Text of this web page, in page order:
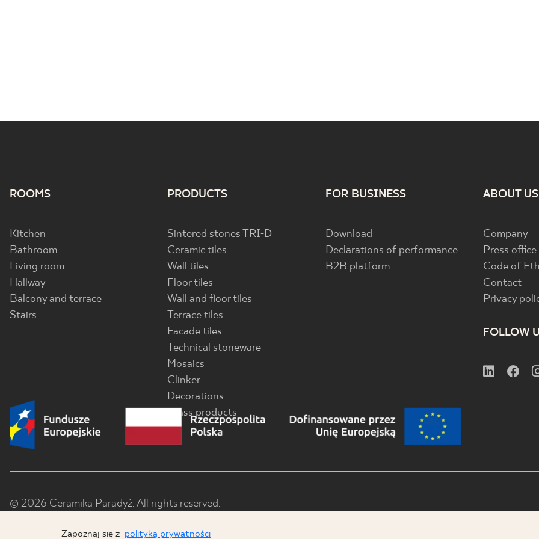
ROOMS
Kitchen
Bathroom
Living room
Hallway
Balcony and terrace
Stairs
PRODUCTS
Sintered stones TRI-D
Ceramic tiles
Wall tiles
Floor tiles
Wall and floor tiles
Terrace tiles
Facade tiles
Technical stoneware
Mosaics
Clinker
Decorations
Glass products
FOR BUSINESS
Download
Declarations of performance
B2B platform
ABOUT US
Company
Press office
Code of
Contact
Privacy
FOLLOW
© 2026 Ceramika Paradyż. All rights reserved.
Zapoznaj się z polityką prywatności